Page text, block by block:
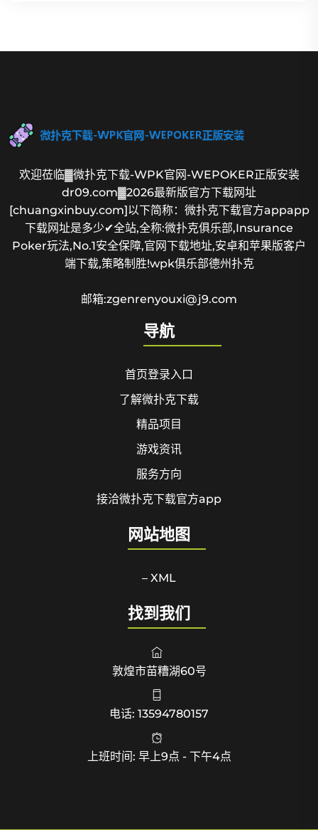
欢迎莅临▓微扑克下载-WPK官网-WEPOKER正版安装
dr09.com▓2026最新版官方下载网址
[chuangxinbuy.com]以下简称：微扑克下载官方appapp
下载网址是多少✔全站,全称:微扑克俱乐部,Insurance
Poker玩法,No.1安全保障,官网下载地址,安卓和苹果版客户
端下载,策略制胜!wpk俱乐部德州扑克
邮箱:zgenrenyouxi@j9.com
导航
首页登录入口
了解微扑克下载
精品项目
游戏资讯
服务方向
接洽微扑克下载官方app
网站地图
– XML
找到我们
敦煌市苗糟湖60号
电话: 13594780157
上班时间: 早上9点 - 下午4点